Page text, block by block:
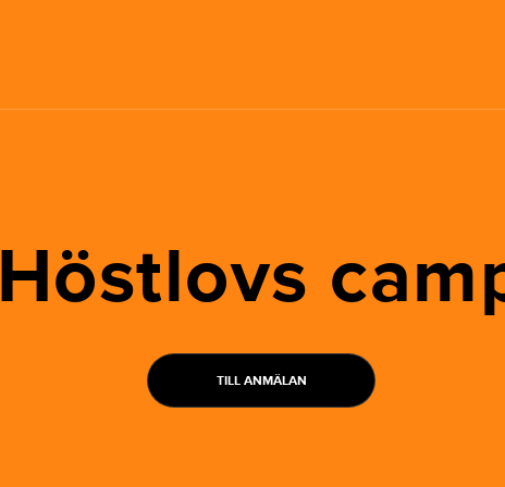
Höstlovs
TILL ANMÄLAN